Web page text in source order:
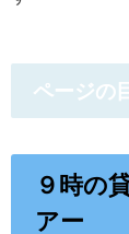
ページの
９時の
アー